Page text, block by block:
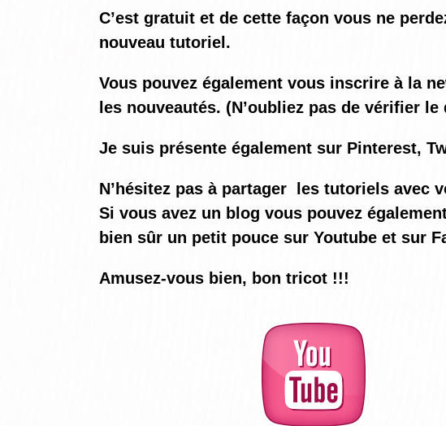
C’est gratuit et de cette façon vous ne
nouveau tutoriel.
Vous pouvez également vous inscrire à la
les nouveautés. (N’oubliez pas de vérifier
Je suis présente également sur Pinterest,
N’hésitez pas à partager les tutoriels avec
Si vous avez un blog vous pouvez
bien sûr un petit pouce sur Youtube et sur
Amusez-vous bien, bon tricot !!!